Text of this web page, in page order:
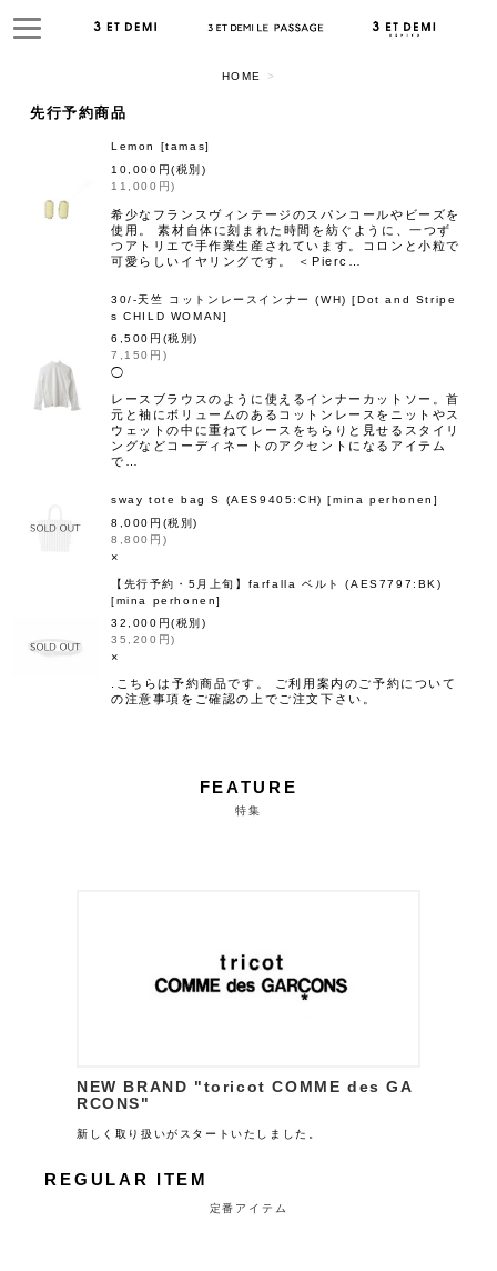
HOME >
先行予約商品
並び順
Lemon [tamas]
10,000 円(税別)
11,000 円)
希少なフランスヴィンテージのスパンコールやビーズを
使用。 素材自体に刻まれた時間を紡ぐように、一つず
つアトリエで手作業生産されています。コロンと小粒で
可愛らしいイヤリングです。 ＜Pierc…
30/-天竺 コットンレースインナー (WH) [Dot and Stripe
s CHILD WOMAN]
6,500 円 (税別)
7,150 円 )
◯
レースブラウスのように使えるインナーカットソー。首
元と袖にボリュームのあるコットンレースをニットやス
ウェットの中に重ねてレースをちらりと見せるスタイリ
ングなどコーディネートのアクセントになるアイテム
で…
sway tote bag S (AES9405:CH) [mina perhonen ]
8,000 円 (税別)
8,800 円 )
×
【先行予約・5月上旬】farfalla ベルト (AES7797:BK)
[mina perhonen]
32,000 円(税別)
35,200 円)
×
.こちらは予約商品です。 ご利用案内のご予約について
の注意事項をご確認の上でご注文下さい。
FEATURE
特集
NEW BRAND "toricot COMME des GA
RCONS"
新しく取り扱いがスタートいたしました。
REGULAR ITEM
定番アイテム